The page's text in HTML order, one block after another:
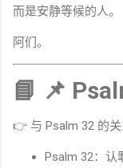
而是安静等候的人。
阿们。
📘 📌
👉 与 Psalm 32 的关
Psalm 32：